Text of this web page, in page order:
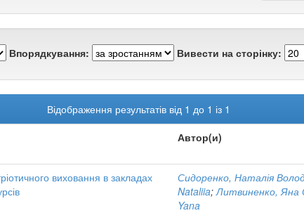
Впорядкування: Вивести на сторінку:
Відображення результатів від 1 до 1 із 1
Автор(и)
виховання в закладах
Сидоренко, Наталія
Nataliia;Литвиненко, Яна
Yana